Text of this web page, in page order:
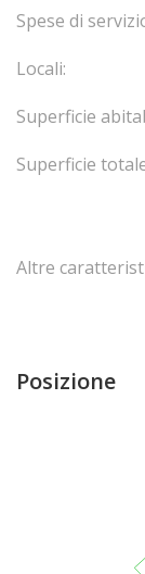
Spese di
Locali:
Superficie
Superficie
Altre
Posizione